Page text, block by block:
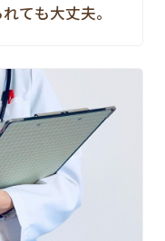
ても大丈夫。